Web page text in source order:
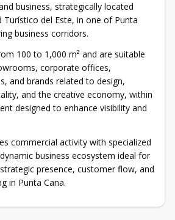
business, strategically located
Turístico del Este, in one of Punta
business corridors.
100 to 1,000 m² and are suitable
corporate offices,
and brands related to design,
and the creative economy, within
designed to enhance visibility and
commercial activity with specialized
business ecosystem ideal for
presence, customer flow, and
in Punta Cana.